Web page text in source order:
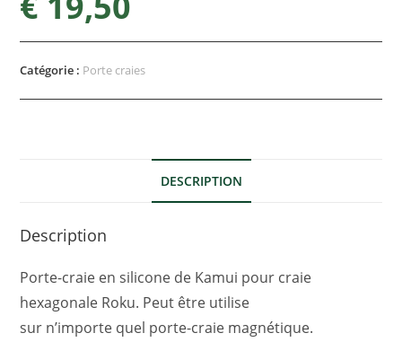
Catégorie : Porte craies
DESCRIPTION
Description
Porte-craie en silicone de Kamui pour craie
hexagonale Roku. Peut être utilise
sur n’importe quel porte-craie magnétique.